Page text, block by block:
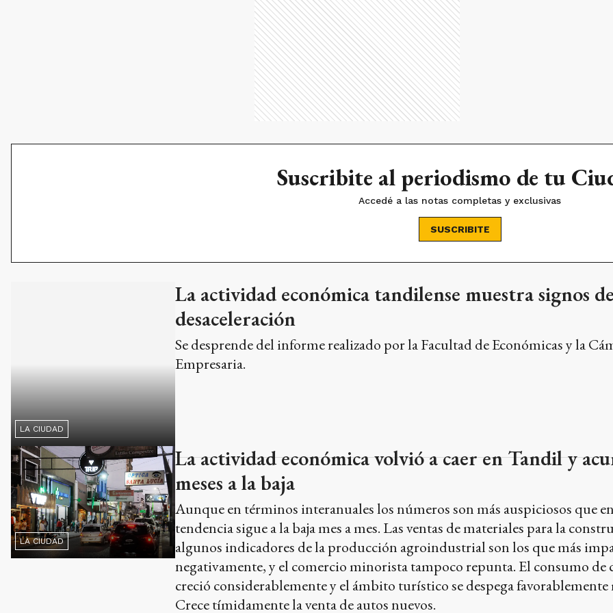
Suscribite al periodismo de tu
Accedé a las notas completas y exclusivas
SUSCRIBITE
La actividad económica tandilense muestra signos de
desaceleración
Se desprende del informe realizado por la Facultad de Económicas y la
Empresaria.
LA CIUDAD
tendencia sigue a la baja mes a mes. Las ventas de materiales para la
algunos indicadores de la producción agroindustrial son los que más
negativamente, y el comercio minorista tampoco repunta. El consumo de
creció considerablemente y el ámbito turístico se despega favorablemente
Crece tímidamente la venta de autos nuevos.
Trazarán el mapa exportador de las empresas locales
El estudio está a cargo del Centro de Investigación en Ciencias Económicas
Unicen, a partir de un convenio con el Municipio. El dato de partida son las